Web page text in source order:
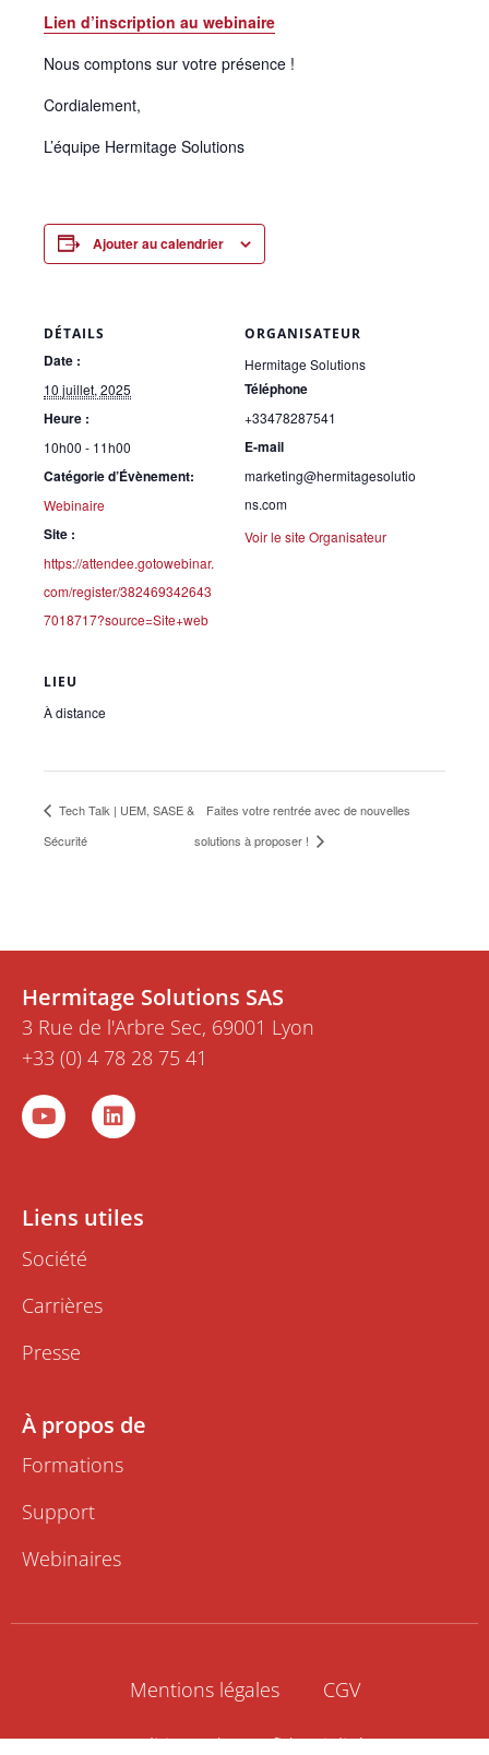
Lien d’inscription au webinaire
Nous comptons sur votre présence !
Cordialement,
L’équipe Hermitage Solutions
Ajouter au calendrier
DÉTAILS
Date :
10 juillet, 2025
Heure :
10h00 - 11h00
Catégorie d’Évènement:
Webinaire
Site :
https://attendee.gotowebinar.
com/register/382469342643
7018717?source=Site+web
ORGANISATEUR
Hermitage Solutions
Téléphone
+33478287541
E-mail
marketing@hermitagesolutio
ns.com
Voir le site Organisateur
LIEU
À distance
Tech Talk | UEM, SASE &
Sécurité
Faites votre rentrée avec de nouvelles
solutions à proposer !
Hermitage Solutions SAS
3 Rue de l'Arbre Sec, 69001 Lyon
+33 (0) 4 78 28 75 41
Y
o
u
b
e
L
i
n
d
i
Liens utiles
Société
Carrières
Presse
À propos de
Formations
Support
Webinaires
Mentions légales CGV
Politique de confidentialité